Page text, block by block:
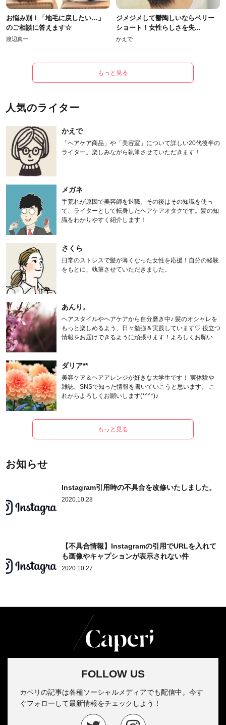
お悩み別！「地毛に戻したい…」
のご相談に答えます☆
渡辺真一
ジメジメして鬱陶しいならベリー
ショート！女性らしさを失...
かえで
もっと見る
人気のライター
かえで
「ヘアケア商品」や「美容室」について詳しい20代後半の
ライター。楽しみながら執筆させていただきます！
メガネ
手荒れが原因で美容師を退職。その後はその知識を使っ
て、ライターとして転身したヘアケアオタクです。髪の知
識をわかりやすく紹介します！
さくら
日常のストレスで髪が薄くなった女性を応援！自分の経験
をもとに、執筆させていただきました。
あんり。
ヘアスタイルやヘアケアから自分磨き中♪ 髪のオシャレを
もっと楽しめるよう、日々勉強＆実践しています♡ 役立つ
情報をお届けできるように頑張ります！よろしくお願いし
ダリア**
美容ケア＆ヘアアレンジが好きな大学生です！ 実体験や
雑誌、SNSで知った情報を書いていこうと思います。 こ
れからよろしくお願いします(*^^*)♪
もっと見る
お知らせ
Instagram引用時の不具合を改修いたしました。
2020.10.28
【不具合情報】Instagramの引用でURLを入れて
も画像やキャプションが表示されない件
2020.10.27
FOLLOW US
カペリの記事は各種ソーシャルメディアでも配信中。今す
ぐフォローして最新情報をチェックしよう！